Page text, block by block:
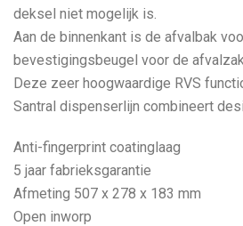
deksel niet mogelijk is.
Aan de binnenkant is de afvalbak
bevestigingsbeugel voor de
Deze zeer hoogwaardige RVS
Santral dispenserlijn combineert
Anti-fingerprint coatinglaag
5 jaar fabrieksgarantie
Afmeting 507 x 278 x 183 mm
Open inworp